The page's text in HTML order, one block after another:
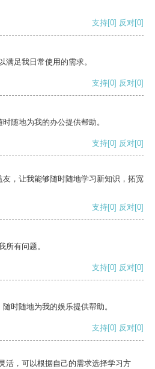
支持[0] 反对[0]
满足我日常使用的需求。
支持[0] 反对[0]
随地为我的办公提供帮助。
支持[0] 反对[0]
，让我能够随时随地学习新知识，拓宽
支持[0] 反对[0]
所有问题。
支持[0] 反对[0]
时随地为我的娱乐提供帮助。
支持[0] 反对[0]
活，可以根据自己的需求选择学习方